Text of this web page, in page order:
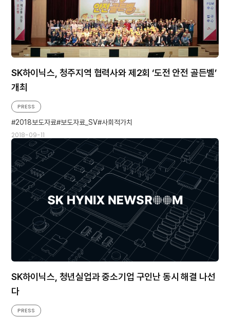
SK하이닉스, 청주지역 협력사와 제2회 ‘도전 안전 골든벨’
개최
2018-09-11
PRESS
2018보도자료 보도자료_SV 사회적가치
SK하이닉스, 청년실업과 중소기업 구인난 동시 해결 나선
다
PRESS